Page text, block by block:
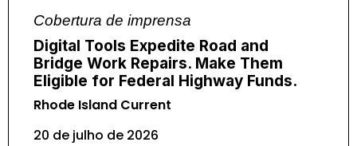
Cobertura de imprensa
Digital Tools Expedite Road and
Bridge Work Repairs. Make Them
Eligible for Federal Highway Funds.
Rhode Island Current
20 de julho de 2026